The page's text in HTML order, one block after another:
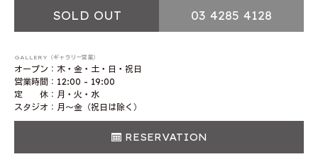
SOLD OUT 03 4285 4128
GALLERY（ギャラリー営業）
オープン：木・金・土・日・祝日
営業時間：12:00 - 19:00
定 休：月・火・水
スタジオ：月〜金（祝日は除く）
RESERVATION